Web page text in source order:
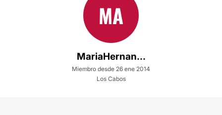
MA
MariaHernan...
Miembro desde 26 ene 2014
Los Cabos